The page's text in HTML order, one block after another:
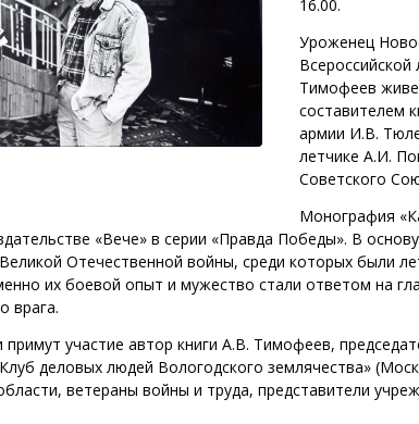
16.00.
Уроженец
Всероссийской
Тимофеев
составителем
армии И.В.
летчике А.И.
Советского
Монография
«Вече» в серии «Правда Победы». В
Отечественной войны, среди которых были
их боевой опыт и мужество стали ответом на
врага.
примут участие автор книги А.В. Тимофеев,
деловых людей Вологодского землячества»
ветераны войны и труда, представители